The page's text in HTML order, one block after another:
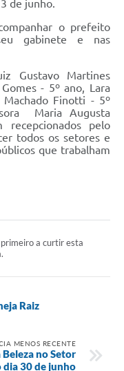
de junho.
o prefeito
gabinete e nas
Gustavo Martines
- 5º ano, Lara
Finotti - 5º
Maria Augusta
pelo
todos os setores e
que trabalham
primeiro a curtir esta
Raiz
MENOS RECENTE
no Setor
dia 30 de junho